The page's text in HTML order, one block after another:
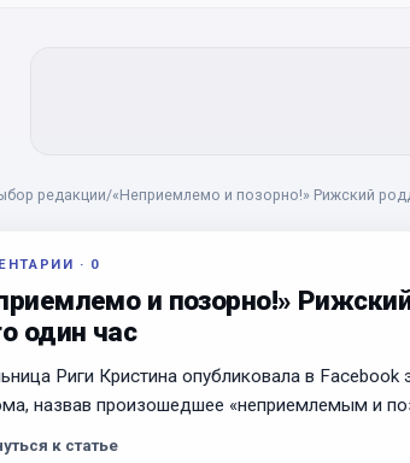
редакции/«Неприемлемо и позорно!» Рижский
· 0
и позорно!»
один час
Риги Кристина опубликовала в
назвав произошедшее «неприемлемым и
к статье